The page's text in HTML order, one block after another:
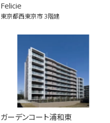
Felicie
東京都西東京市3階建
ガーデンコート浦和東